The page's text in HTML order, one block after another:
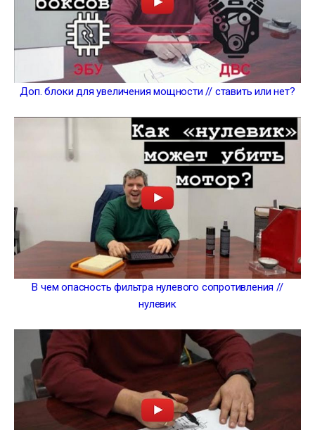
Доп. блоки для увеличения мощности // ставить или нет?
В чем опасность фильтра нулевого сопротивления //
нулевик